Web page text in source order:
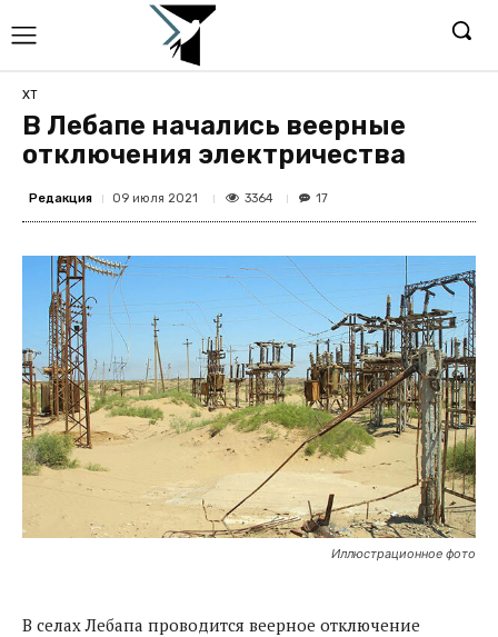
ХТ
В Лебапе начались веерные
отключения электричества
Редакция 09 июля 2021 3364 17
Иллюстрационное фото
В селах Лебапа проводится веерное отключение